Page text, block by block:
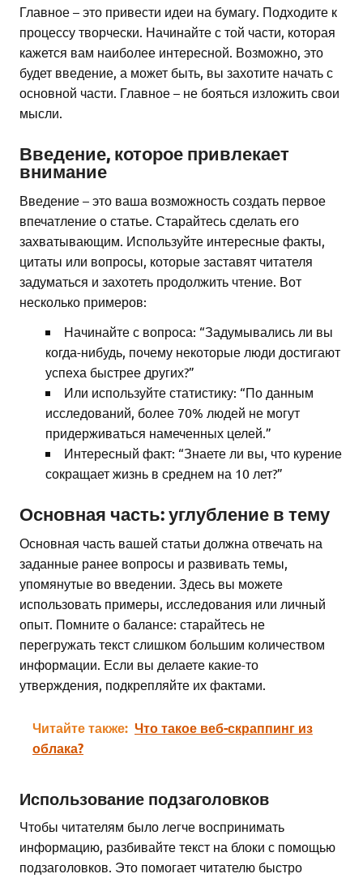
Главное – это привести идеи на бумагу. Подходите к
процессу творчески. Начинайте с той части, которая
кажется вам наиболее интересной. Возможно, это
будет введение, а может быть, вы захотите начать с
основной части. Главное – не бояться изложить свои
мысли.
Введение, которое привлекает
внимание
Введение – это ваша возможность создать первое
впечатление о статье. Старайтесь сделать его
захватывающим. Используйте интересные факты,
цитаты или вопросы, которые заставят читателя
задуматься и захотеть продолжить чтение. Вот
несколько примеров:
Начинайте с вопроса: “Задумывались ли вы
когда-нибудь, почему некоторые люди достигают
успеха быстрее других?”
Или используйте статистику: “По данным
исследований, более 70% людей не могут
придерживаться намеченных целей.”
Интересный факт: “Знаете ли вы, что курение
сокращает жизнь в среднем на 10 лет?”
Основная часть: углубление в тему
Основная часть вашей статьи должна отвечать на
заданные ранее вопросы и развивать темы,
упомянутые во введении. Здесь вы можете
использовать примеры, исследования или личный
опыт. Помните о балансе: старайтесь не
перегружать текст слишком большим количеством
информации. Если вы делаете какие-то
утверждения, подкрепляйте их фактами.
Читайте также: Что такое веб-скраппинг из
облака?
Использование подзаголовков
Чтобы читателям было легче воспринимать
информацию, разбивайте текст на блоки с помощью
подзаголовков. Это помогает читателю быстро